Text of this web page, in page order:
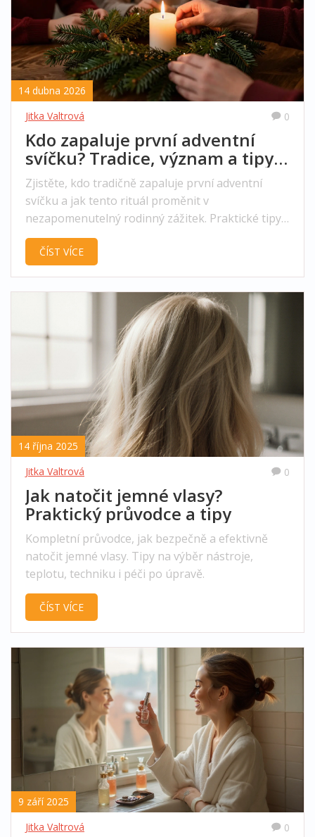
14 dubna 2026
Jitka Valtrová
0
Kdo zapaluje první adventní
svíčku? Tradice, význam a tipy
pro domácnost
Zjistěte, kdo tradičně zapaluje první adventní
svíčku a jak tento rituál proměnit v
nezapomenutelný rodinný zážitek. Praktické tipy
na vonné svíčky a bezpečnost.
ČÍST VÍCE
14 října 2025
Jitka Valtrová
0
Jak natočit jemné vlasy?
Praktický průvodce a tipy
Kompletní průvodce, jak bezpečně a efektivně
natočit jemné vlasy. Tipy na výběr nástroje,
teplotu, techniku i péči po úpravě.
ČÍST VÍCE
9 září 2025
Jitka Valtrová
0